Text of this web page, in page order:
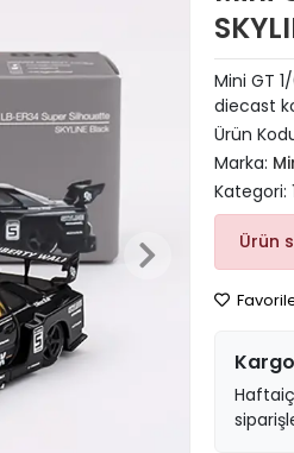
Mini GT
diecast
Ürün
Marka:
Kategori:
Ürün